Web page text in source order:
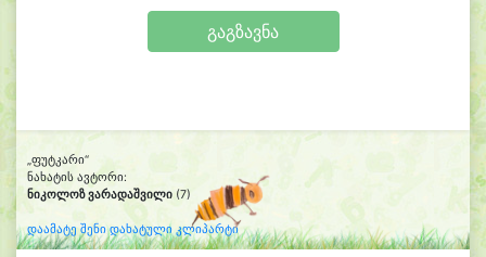
გაგზავნა
„ფუტკარი“
ნახატის ავტორი:
ნიკოლოზ ვარადაშვილი (7)
დაამატე შენი დახატული კლიპარტი